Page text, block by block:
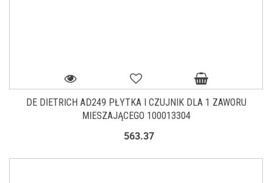
DE DIETRICH AD249 PŁYTKA I CZUJNIK DLA 1 ZAWORU
MIESZAJĄCEGO 100013304
563.37